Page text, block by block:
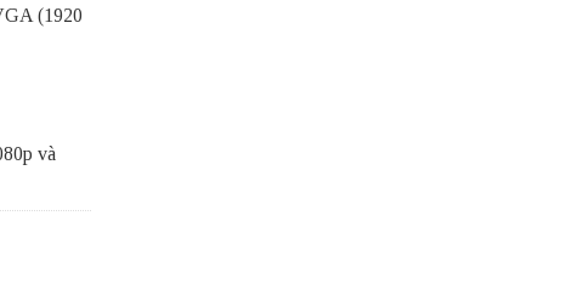
(1920
và